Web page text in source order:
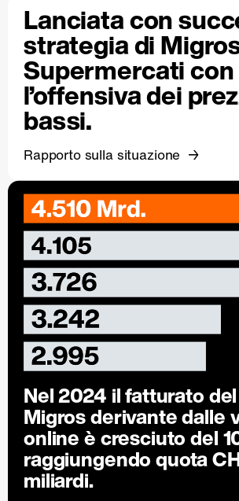
Lanciata con
strategia di
Supermercati con
l’offensiva dei
bassi.
Rapporto sulla situazione
Nel 2024 il fatturato
Migros derivante dalle
online è cresciuto del
raggiungendo quota
miliardi.